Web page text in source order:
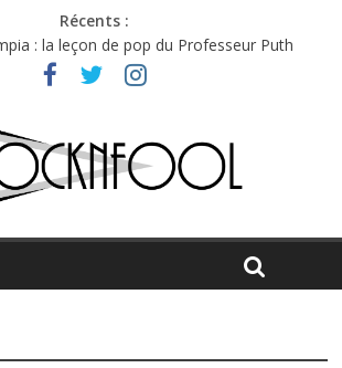
Récents :
: la leçon de pop du Professeur Puth
nouveau festival de musique indépendant
: température et émotions en hausse
impossible de choisir entre chaleur et bonne
Midgard Festival : entre bière, métal et